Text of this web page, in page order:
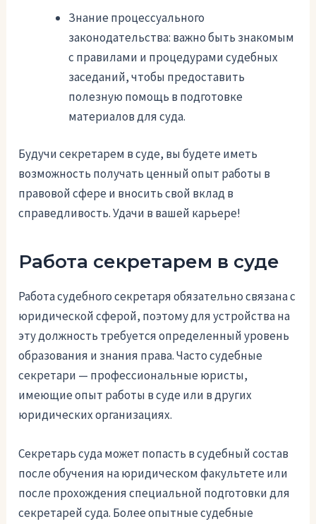
Знание процессуального
законодательства: важно быть знакомым
с правилами и процедурами судебных
заседаний, чтобы предоставить
полезную помощь в подготовке
материалов для суда.
Будучи секретарем в суде, вы будете иметь
возможность получать ценный опыт работы в
правовой сфере и вносить свой вклад в
справедливость. Удачи в вашей карьере!
Работа секретарем в суде
Работа судебного секретаря обязательно связана с
юридической сферой, поэтому для устройства на
эту должность требуется определенный уровень
образования и знания права. Часто судебные
секретари — профессиональные юристы,
имеющие опыт работы в суде или в других
юридических организациях.
Секретарь суда может попасть в судебный состав
после обучения на юридическом факультете или
после прохождения специальной подготовки для
секретарей суда. Более опытные судебные